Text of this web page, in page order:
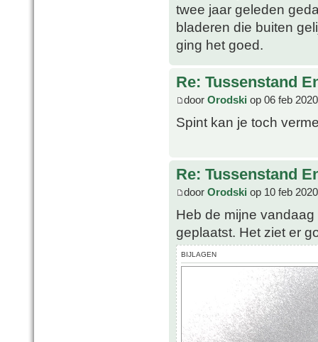
twee jaar geleden
bladeren die buiten
ging het goed.
Re: Tussenstand
door Orodski op 06 feb
Spint kan je toch
Re: Tussenstand
door Orodski op 10 feb
Heb de mijne
geplaatst. Het ziet er
BIJLAGEN